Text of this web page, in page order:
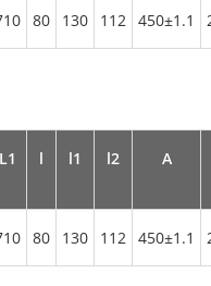
80 130 112 450±1.1
L1 l l1 l2 А
80 130 112 450±1.1